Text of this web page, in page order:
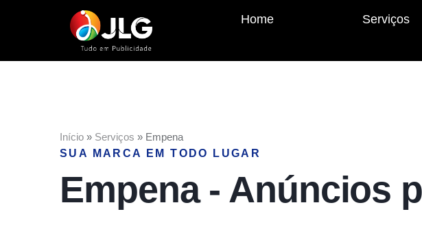
Home Serviços
Início » Serviços » Empena
SUA MARCA EM TODO LUGAR
Empena - Anúncios